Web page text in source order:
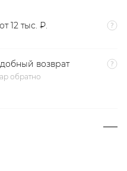
12 тыс. ₽.
возврат
обратно